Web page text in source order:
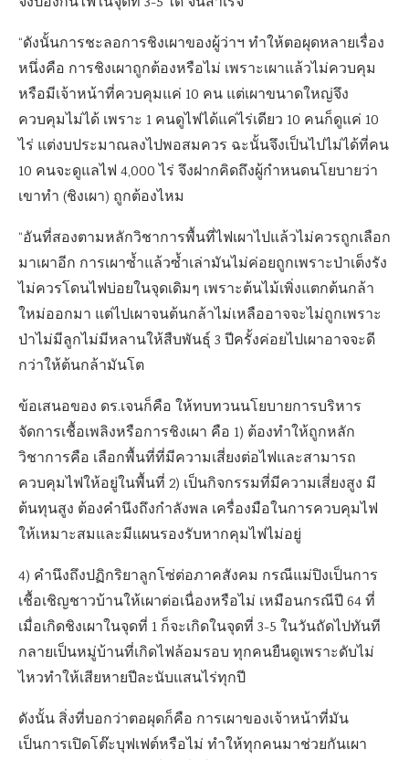
“ดังนั้นการชะลอการชิงเผาของผู้ว่าฯ ทำให้ตอผุดหลายเรื่อง
หนึ่งคือ การชิงเผาถูกต้องหรือไม่ เพราะเผาแล้วไม่ควบคุม
หรือมีเจ้าหน้าที่ควบคุมแค่ 10 คน แต่เผาขนาดใหญ่จึง
ควบคุมไม่ได้ เพราะ 1 คนดูไฟได้แค่ไร่เดียว 10 คนก็ดูแค่ 10
ไร่ แต่งบประมาณลงไปพอสมควร ฉะนั้นจึงเป็นไปไม่ได้ที่คน
10 คนจะดูแลไฟ 4,000 ไร่ จึงฝากคิดถึงผู้กำหนดนโยบายว่า
เขาทำ (ชิงเผา) ถูกต้องไหม
“อันที่สองตามหลักวิชาการพื้นที่ไฟเผาไปแล้วไม่ควรถูกเลือก
มาเผาอีก การเผาซ้ำแล้วซ้ำเล่ามันไม่ค่อยถูกเพราะป่าเต็งรัง
ไม่ควรโดนไฟบ่อยในจุดเดิมๆ เพราะต้นไม้เพิ่งแตกต้นกล้า
ใหม่ออกมา แต่ไปเผาจนต้นกล้าไม่เหลืออาจจะไม่ถูกเพราะ
ป่าไม่มีลูกไม่มีหลานให้สืบพันธุ์ 3 ปีครั้งค่อยไปเผาอาจจะดี
กว่าให้ต้นกล้ามันโต
ข้อเสนอของ ดร.เจนก็คือ ให้ทบทวนนโยบายการบริหาร
จัดการเชื้อเพลิงหรือการชิงเผา คือ 1) ต้องทำให้ถูกหลัก
วิชาการคือ เลือกพื้นที่ที่มีความเสี่ยงต่อไฟและสามารถ
ควบคุมไฟให้อยู่ในพื้นที่ 2) เป็นกิจกรรมที่มีความเสี่ยงสูง มี
ต้นทุนสูง ต้องคำนึงถึงกำลังพล เครื่องมือในการควบคุมไฟ
ให้เหมาะสมและมีแผนรองรับหากคุมไฟไม่อยู่
4) คำนึงถึงปฏิกริยาลูกโซ่ต่อภาคสังคม กรณีแม่ปิงเป็นการ
เชื้อเชิญชาวบ้านให้เผาต่อเนื่องหรือไม่ เหมือนกรณีปี 64 ที่
เมื่อเกิดชิงเผาในจุดที่ 1 ก็จะเกิดในจุดที่ 3-5 ในวันถัดไปทันที
กลายเป็นหมู่บ้านที่เกิดไฟล้อมรอบ ทุกคนยืนดูเพราะดับไม่
ไหวทำให้เสียหายปีละนับแสนไร่ทุกปี
ดังนั้น สิ่งที่บอกว่าตอผุดก็คือ การเผาของเจ้าหน้าที่มัน
เป็นการเปิดโต๊ะบุฟเฟต์หรือไม่ ทำให้ทุกคนมาช่วยกันเผา